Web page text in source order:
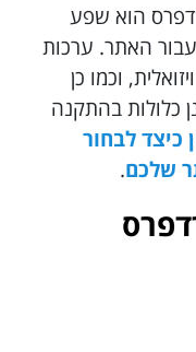
הוא שפע
האתר. ערכות
וכמו כן
כלולות בהתקנה
כיצד לבחור
שלכם.